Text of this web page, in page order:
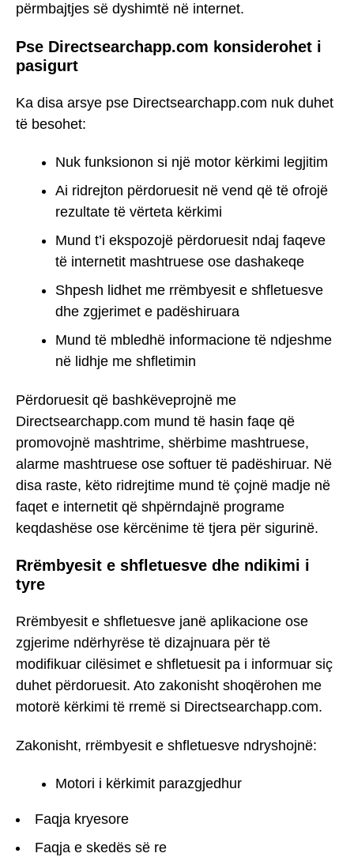
përmbajtjes së dyshimtë në internet.
Pse Directsearchapp.com konsiderohet i
pasigurt
Ka disa arsye pse Directsearchapp.com nuk duhet
të besohet:
Nuk funksionon si një motor kërkimi legjitim
Ai ridrejton përdoruesit në vend që të ofrojë
rezultate të vërteta kërkimi
Mund t’i ekspozojë përdoruesit ndaj faqeve
të internetit mashtruese ose dashakeqe
Shpesh lidhet me rrëmbyesit e shfletuesve
dhe zgjerimet e padëshiruara
Mund të mbledhë informacione të ndjeshme
në lidhje me shfletimin
Përdoruesit që bashkëveprojnë me
Directsearchapp.com mund të hasin faqe që
promovojnë mashtrime, shërbime mashtruese,
alarme mashtruese ose softuer të padëshiruar. Në
disa raste, këto ridrejtime mund të çojnë madje në
faqet e internetit që shpërndajnë programe
keqdashëse ose kërcënime të tjera për sigurinë.
Rrëmbyesit e shfletuesve dhe ndikimi i
tyre
Rrëmbyesit e shfletuesve janë aplikacione ose
zgjerime ndërhyrëse të dizajnuara për të
modifikuar cilësimet e shfletuesit pa i informuar siç
duhet përdoruesit. Ato zakonisht shoqërohen me
motorë kërkimi të rremë si Directsearchapp.com.
Zakonisht, rrëmbyesit e shfletuesve ndryshojnë:
Motori i kërkimit parazgjedhur
Faqja kryesore
Faqja e skedës së re